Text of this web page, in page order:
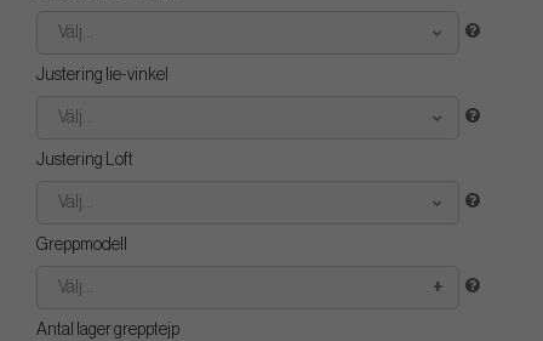
Välj...
Justering lie-vinkel
Välj...
Justering Loft
Välj...
Greppmodell
Välj...
Antal lager grepptejp